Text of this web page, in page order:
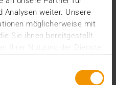
Analysen weiter. Unsere
möglicherweise mit
Sie ihnen bereitgestellt